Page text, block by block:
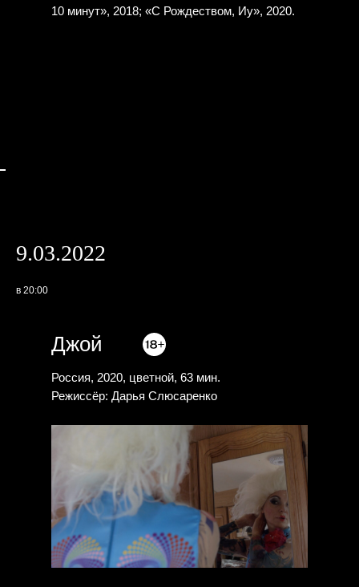
10 минут», 2018; «С Рождеством, Иу», 2020.
9.03.2022
в 20:00
Джой
Россия, 2020, цветной, 63 мин.
Режиссёр: Дарья Слюсаренко